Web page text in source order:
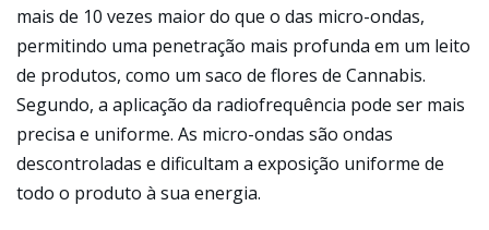
mais de 10 vezes maior do que o das micro-ondas,
permitindo uma penetração mais profunda em um leito
de produtos, como um saco de flores de Cannabis.
Segundo, a aplicação da radiofrequência pode ser mais
precisa e uniforme. As micro-ondas são ondas
descontroladas e dificultam a exposição uniforme de
todo o produto à sua energia.